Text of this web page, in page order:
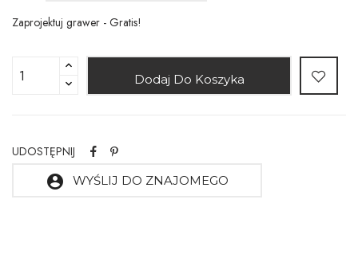
Zaprojektuj grawer - Gratis!
Dodaj Do Koszyka
UDOSTĘPNIJ
account_circle WYŚLIJ DO ZNAJOMEGO